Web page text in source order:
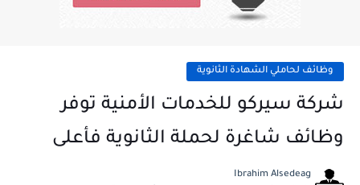
وظائف لحاملي الشهادة الثانوية
شركة سيركو للخدمات الأمنية توفر
وظائف شاغرة لحملة الثانوية فأعلى
Ibrahim Alsedeag